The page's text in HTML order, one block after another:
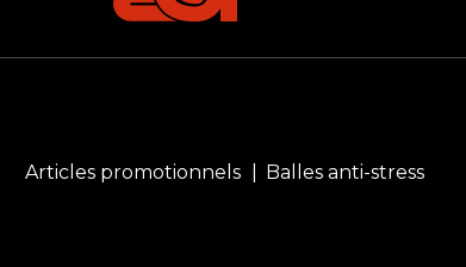
Articles promotionnels Balles anti-stress